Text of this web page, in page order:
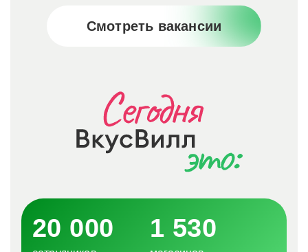
Смотреть вакансии
20 000 1 530